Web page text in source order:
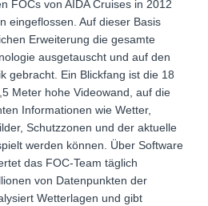
FOCs von AIDA Cruises in 2012
eingeflossen. Auf dieser Basis
Erweiterung die gesamte
ausgetauscht und auf den
gebracht. Ein Blickfang ist die 18
Meter hohe Videowand, auf die
Informationen wie Wetter,
Schutzzonen und der aktuelle
werden können. Über Software
das FOC-Team täglich
von Datenpunkten der
Wetterlagen und gibt